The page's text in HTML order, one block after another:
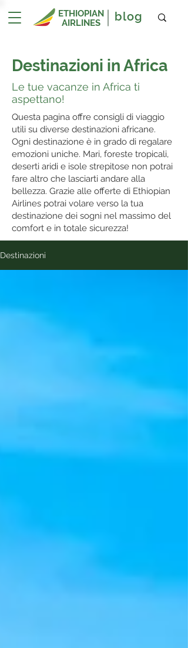
blog
ETHIOPIAN
AIRLINES
Destinazioni in Africa
Le tue vacanze in Africa ti
aspettano!
Questa pagina offre consigli di viaggio
utili su diverse destinazioni africane.
Ogni destinazione è in grado di regalare
emozioni uniche. Mari, foreste tropicali,
deserti aridi e isole strepitose non potrai
fare altro che lasciarti andare alla
bellezza. Grazie alle offerte di Ethiopian
Airlines potrai volare verso la tua
destinazione dei sogni nel massimo del
comfort e in totale sicurezza!
Destinazioni